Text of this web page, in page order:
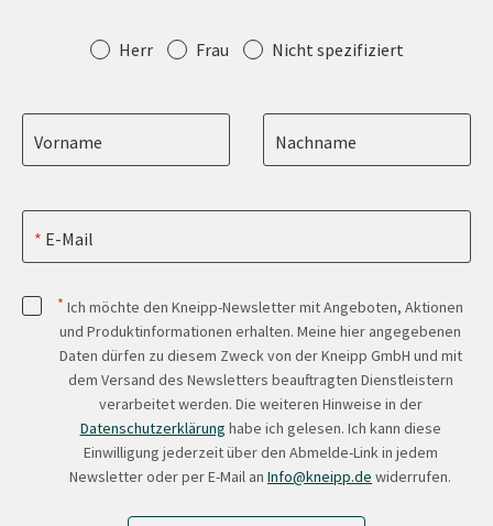
Anrede Herr Frau Nicht spezifiziert
Vorname Nachname
E-Mail
* Ich möchte den Kneipp-Newsletter mit Angeboten, Aktionen
und Produktinformationen erhalten. Meine hier angegebenen
Daten dürfen zu diesem Zweck von der Kneipp GmbH und mit
dem Versand des Newsletters beauftragten Dienstleistern
verarbeitet werden. Die weiteren Hinweise in der
Datenschutzerklärung habe ich gelesen. Ich kann diese
Einwilligung jederzeit über den Abmelde-Link in jedem
Newsletter oder per E-Mail an Info@kneipp.de widerrufen.